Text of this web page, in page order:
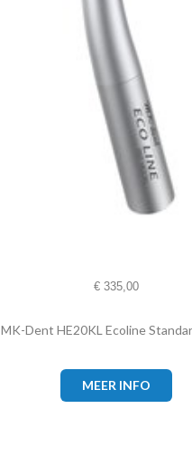
€ 335,00
MK-Dent HE20KL Ecoline
MEER INFO